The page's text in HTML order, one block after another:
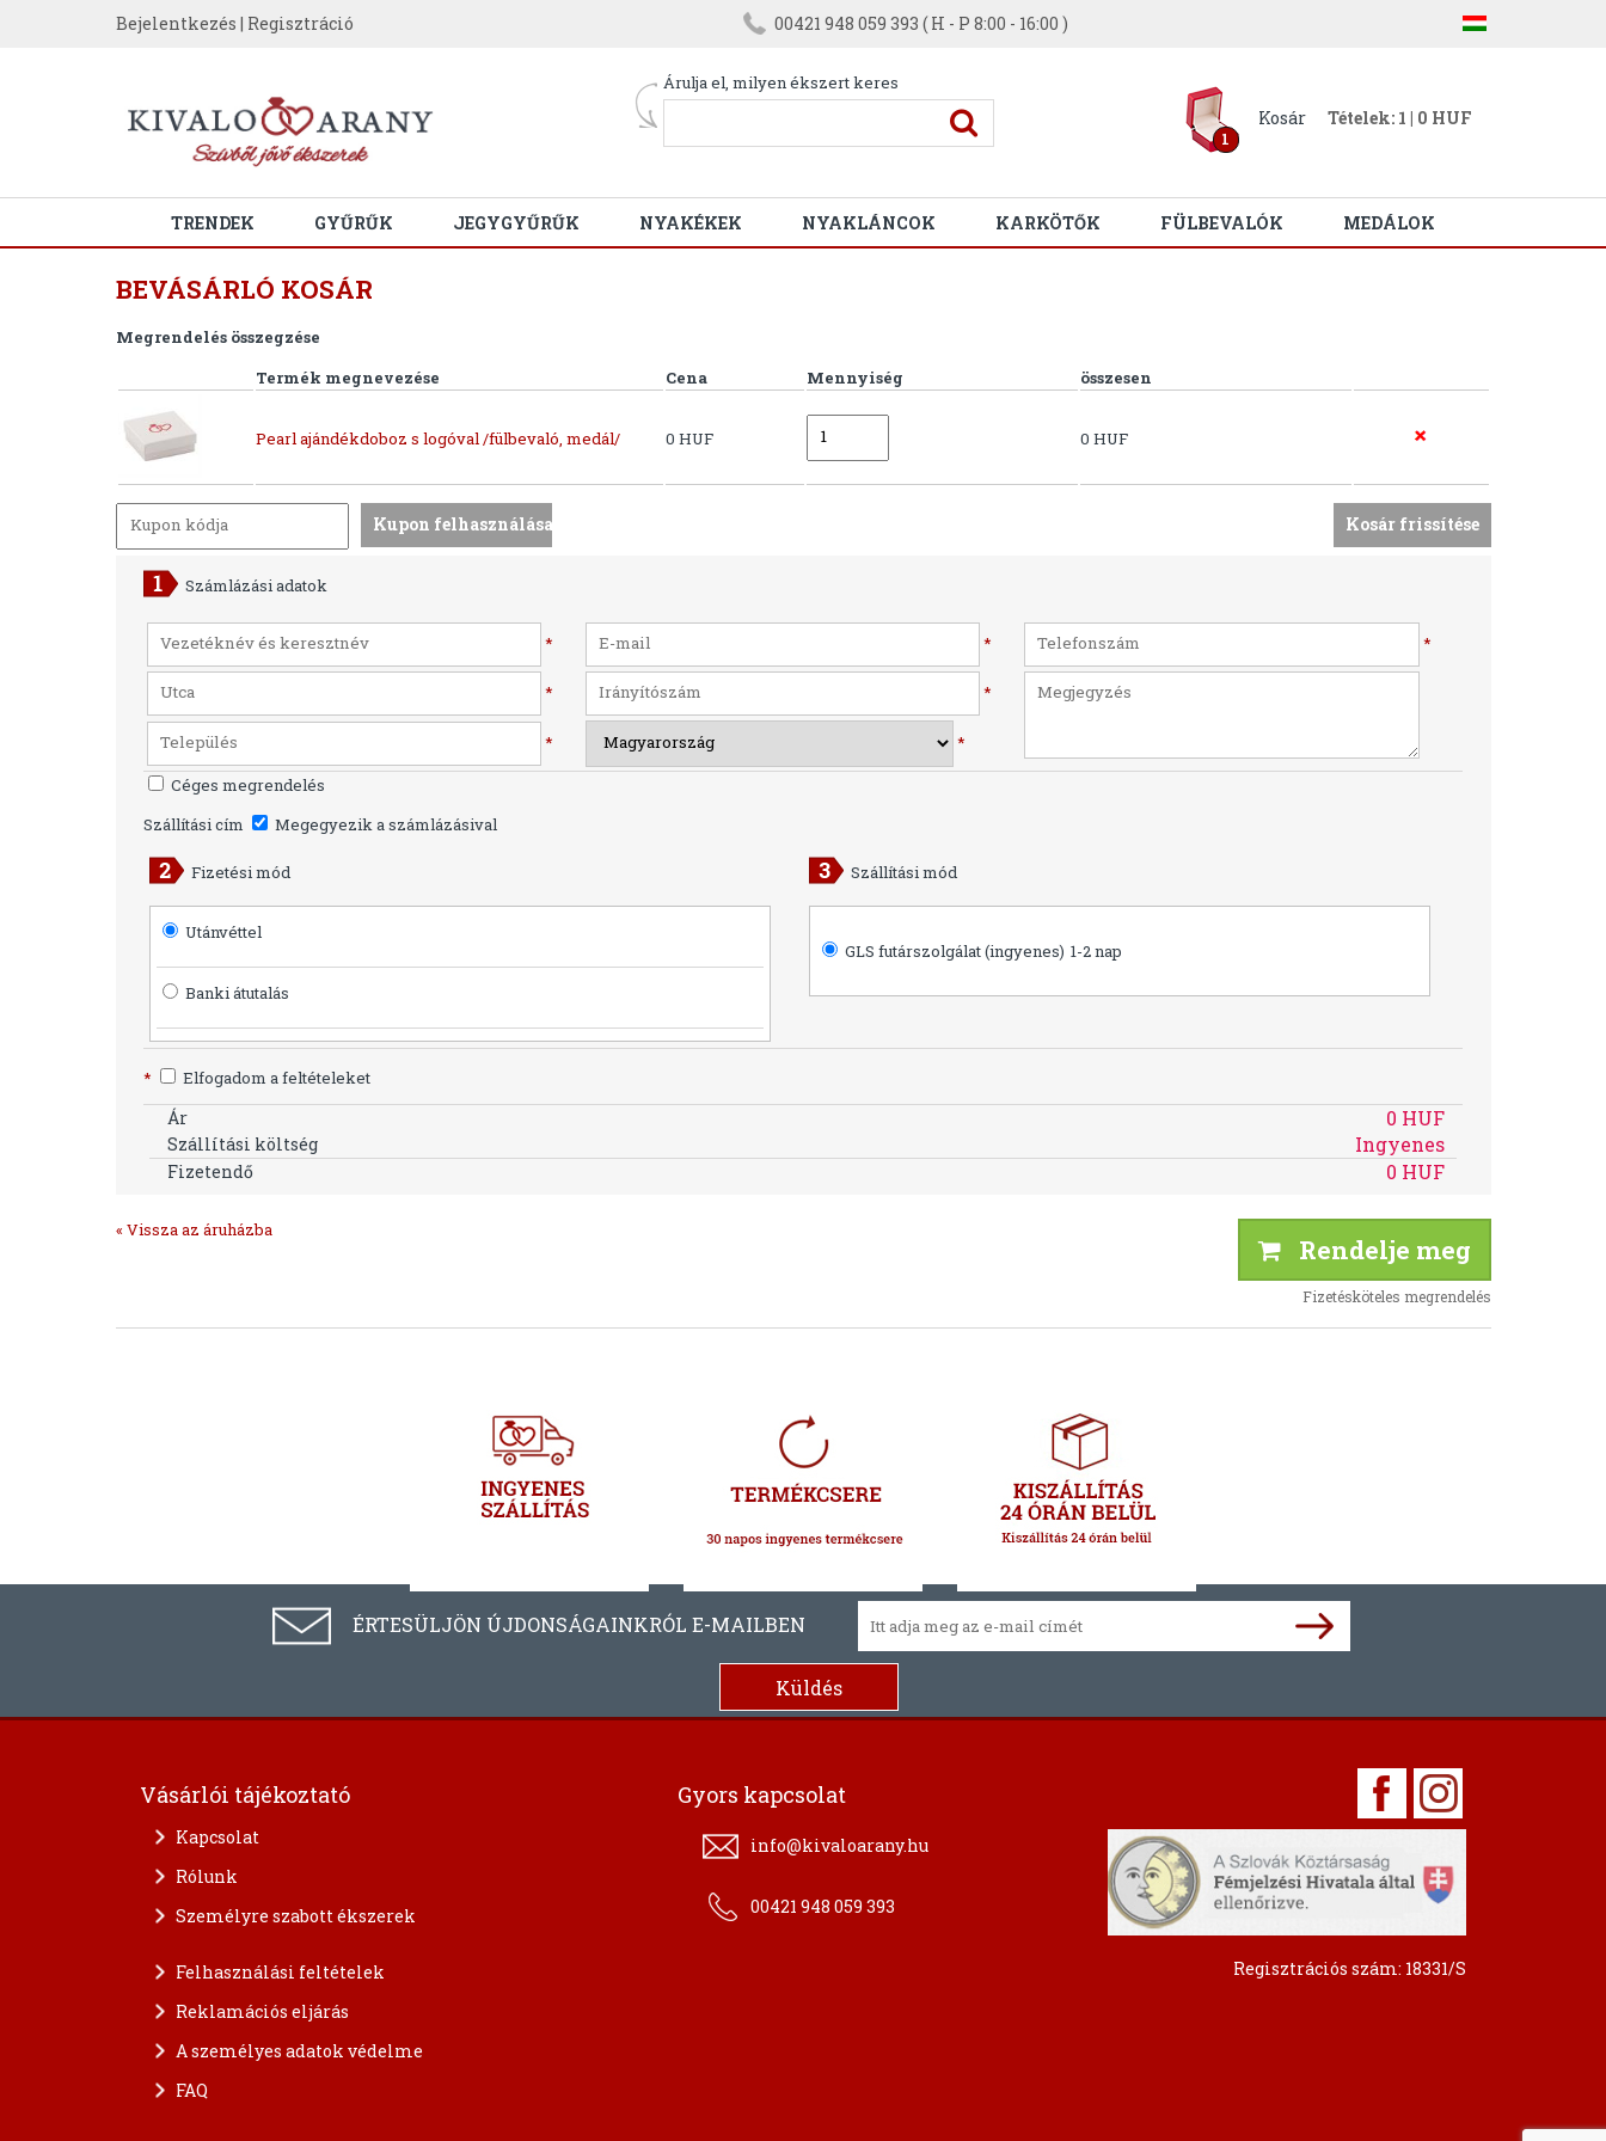
Bejelentkezés | Regisztráció 00421 948 059 393 ( H - P 8:00 - 16:00 )
Árulja el, milyen ékszert keres
1
Kosár Tételek: 1 | 0 HUF
TRENDEK GYŰRŰK JEGYGYŰRŰK NYAKÉKEK NYAKLÁNCOK KARKÖTŐK FÜLBEVALÓK MEDÁLOK
BEVÁSÁRLÓ KOSÁR
Megrendelés összegzése
Termék megnevezése
Cena Mennyiség összesen
Pearl ajándékdoboz s logóval /fülbevaló, medál/ 0 HUF 0 HUF
Számlázási adatok
* * *
* *
*
*
Céges megrendelés
Szállítási cím
Megegyezik a számlázásival
Fizetési mód
Utánvéttel
Banki átutalás
Szállítási mód
GLS futárszolgálat (ingyenes) 1-2 nap
* Elfogadom a feltételeket
Ár 0 HUF
Szállítási költség Ingyenes
Fizetendő 0 HUF
« Vissza az áruházba
Rendelje meg
Fizetésköteles megrendelés
ÉRTESÜLJÖN ÚJDONSÁGAINKRÓL E-MAILBEN
Vásárlói tájékoztató
Kapcsolat
Rólunk
Személyre szabott ékszerek
Felhasználási feltételek
Reklamációs eljárás
A személyes adatok védelme
FAQ
Gyors kapcsolat
info@kivaloarany.hu
00421 948 059 393
Regisztrációs szám: 18331/S